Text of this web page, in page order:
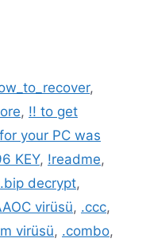
,
, !! to get
your PC was
KEY, !readme,
.bip decrypt,
virüsü, .ccc,
virüsü, .combo,